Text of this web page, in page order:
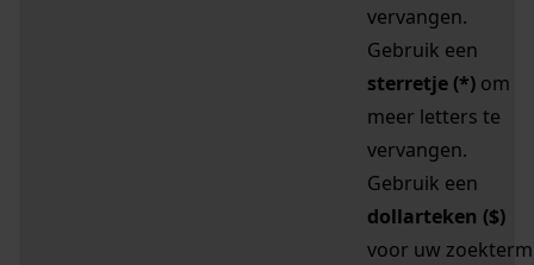
vervangen.
Gebruik een
sterretje (*) om
meer letters te
vervangen.
Gebruik een
dollarteken ($)
voor uw zoekterm